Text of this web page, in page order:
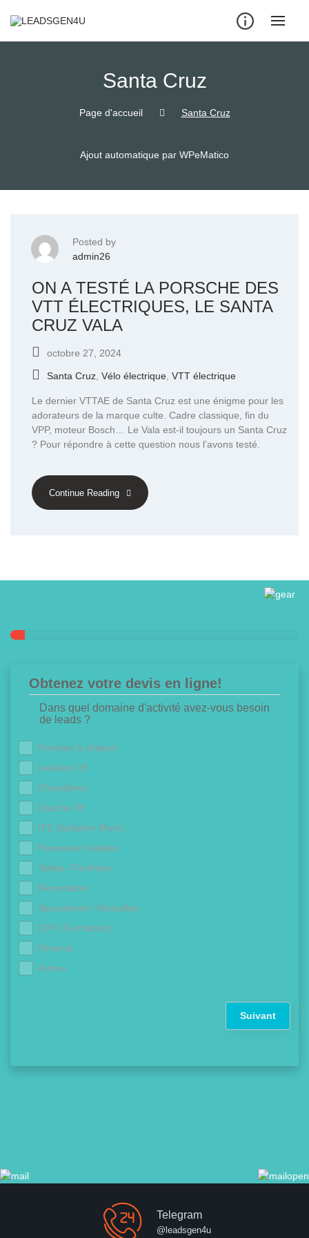
Santa Cruz
Page d'accueil Santa Cruz
Ajout automatique par WPeMatico
Posted by
admin26
ON A TESTÉ LA PORSCHE DES
VTT ÉLECTRIQUES, LE SANTA
CRUZ VALA
octobre 27, 2024
Santa Cruz Vélo électrique VTT électrique
Le dernier VTTAE de Santa Cruz est une énigme pour les
adorateurs de la marque culte. Cadre classique, fin du
VPP, moteur Bosch… Le Vala est-il toujours un Santa Cruz
? Pour répondre à cette question nous l’avons testé.
Continue Reading
Obtenez votre devis en ligne!
Dans quel domaine d'activité avez-vous besoin
de leads ?
Pompes à chaleur
Isolation 1€
Chaudières
Douche 0€
ITE (Isolation Murs)
Panneaux solaires
Volets / Fenêtres
Rénovation
Assurances / Mutuelles
CPF (Formation)
Finance
Autres
Suivant
Telegram
@leadsgen4u